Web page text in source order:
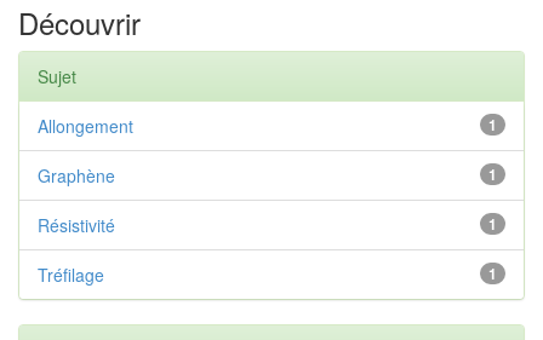
Découvrir
Sujet
1
Allongement
1
Graphène
1
Résistivité
1
Tréfilage